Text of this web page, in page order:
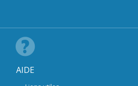
AIDE